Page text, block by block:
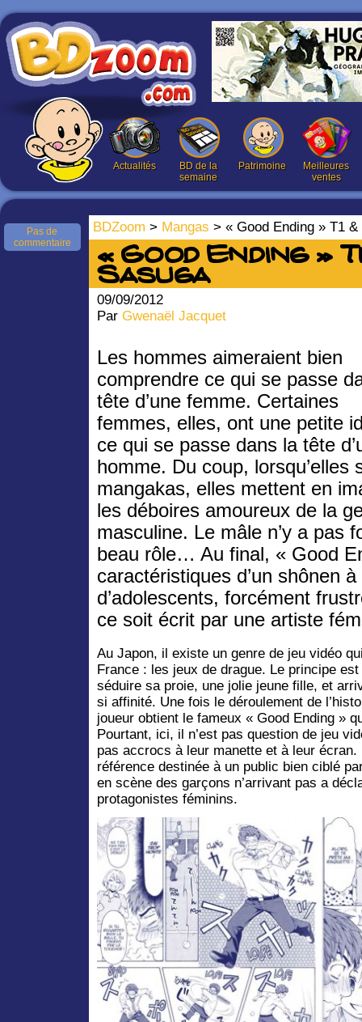
Actualités
BD de la
semaine
Patrimoine
Meilleures
ventes
BDZoom > Mangas > « Good Ending » T1
Pas de
commentaire
« Good Ending »
Sasuga
09/09/2012
Par Gwenaël Jacquet
Les hommes aimeraient bien
comprendre ce qui se passe
tête d’une femme. Certaines
femmes, elles, ont une petite
ce qui se passe dans la tête
homme. Du coup, lorsqu’elles
mangakas, elles mettent en
les déboires amoureux de la
masculine. Le mâle n’y a pas
beau rôle… Au final, « Good
caractéristiques d’un shônen
d’adolescents, forcément
ce soit écrit par une artiste
Au Japon, il existe un genre de jeu vidéo
France : les jeux de drague. Le principe
séduire sa proie, une jolie jeune fille, et
si affinité. Une fois le déroulement de
joueur obtient le fameux « Good Ending »
Pourtant, ici, il n’est pas question de jeu
pas accrocs à leur manette et à leur écran.
référence destinée à un public bien ciblé
en scène des garçons n’arrivant pas a
protagonistes féminins.